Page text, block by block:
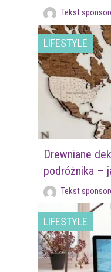
Tekst
LIFESTYLE
Drewniane
podróżnika –
Tekst
LIFESTYLE